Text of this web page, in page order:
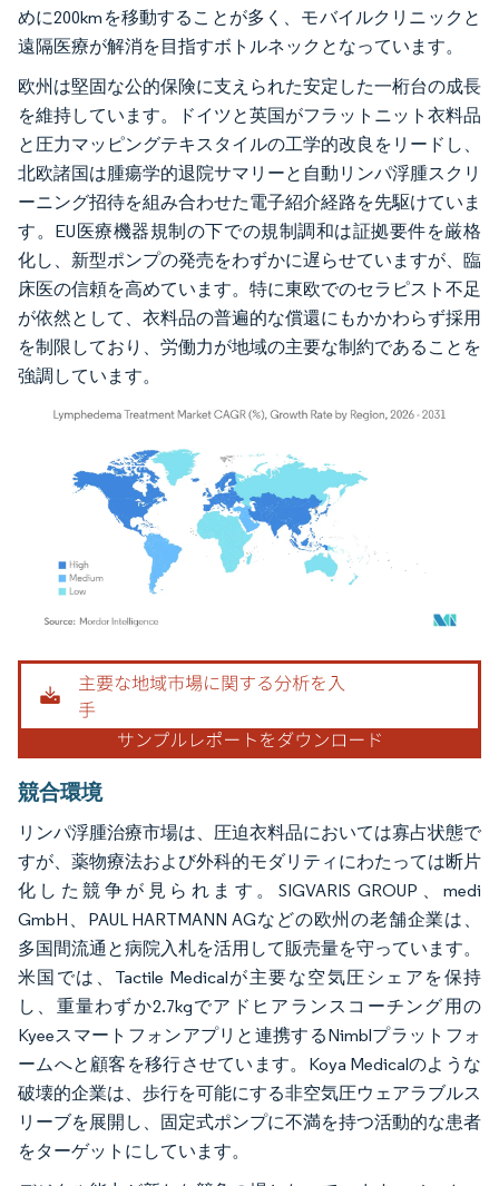
めに200kmを移動することが多く、モバイルクリニックと
遠隔医療が解消を目指すボトルネックとなっています。
欧州は堅固な公的保険に支えられた安定した一桁台の成長
を維持しています。ドイツと英国がフラットニット衣料品
と圧力マッピングテキスタイルの工学的改良をリードし、
北欧諸国は腫瘍学的退院サマリーと自動リンパ浮腫スクリ
ーニング招待を組み合わせた電子紹介経路を先駆けていま
す。EU医療機器規制の下での規制調和は証拠要件を厳格
化し、新型ポンプの発売をわずかに遅らせていますが、臨
床医の信頼を高めています。特に東欧でのセラピスト不足
が依然として、衣料品の普遍的な償還にもかかわらず採用
を制限しており、労働力が地域の主要な制約であることを
強調しています。
画像 © Mordor Intelligence。再利用にはCC BY 4.0の表示が必要です。
競合環境
リンパ浮腫治療市場は、圧迫衣料品においては寡占状態で
すが、薬物療法および外科的モダリティにわたっては断片
化した競争が見られます。SIGVARIS GROUP、medi
GmbH、PAUL HARTMANN AGなどの欧州の老舗企業は、
多国間流通と病院入札を活用して販売量を守っています。
米国では、Tactile Medicalが主要な空気圧シェアを保持
し、重量わずか2.7kgでアドヒアランスコーチング用の
Kyeeスマートフォンアプリと連携するNimblプラットフォ
ームへと顧客を移行させています。Koya Medicalのような
破壊的企業は、歩行を可能にする非空気圧ウェアラブルス
リーブを展開し、固定式ポンプに不満を持つ活動的な患者
をターゲットにしています。